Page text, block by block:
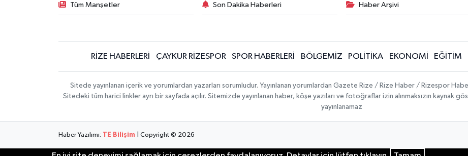
Tüm Manşetler Son Dakika Haberleri Haber Arşivi
RİZE HABERLERİ ÇAYKUR RİZESPOR SPOR HABERLERİ BÖLGEMİZ POLİTİKA EKONOMİ EĞİTİM
Sitede yayınlanan içerik ve yorumlardan yazarları sorumludur. Yayınlanan yorumlardan Gazete Rize / Rize Haber / Rizespor
Sitedeki tüm harici linkler ayrı bir sayfada açılır. Sitemizde yayınlanan haber, köşe yazıları ve fotoğraflar izin alınmaksızın kaynak
yayınlanamaz
Haber Yazılımı: TE Bilişim | Copyright © 2026